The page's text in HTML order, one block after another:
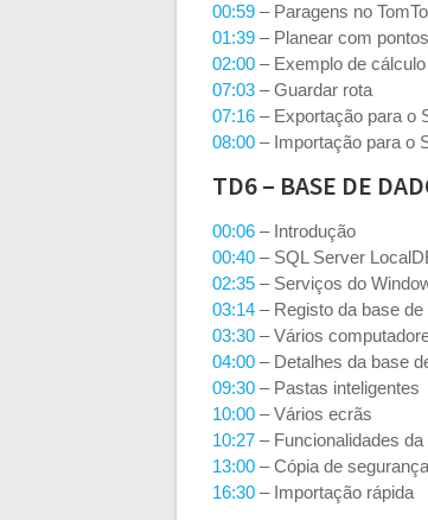
00:59 – Paragens no
01:39 – Planear com
02:00 – Exemplo de
07:03 – Guardar rota
07:16 – Exportação para o
08:00 – Importação para o
TD6 – BASE DE
00:06 – Introdução
00:40 – SQL Server
02:35 – Serviços do
03:14 – Registo da base de
03:30 – Vários
04:00 – Detalhes da base
09:30 – Pastas inteligentes
10:00 – Vários ecrãs
10:27 – Funcionalidades
13:00 – Cópia de
16:30 – Importação rápida